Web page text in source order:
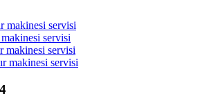
makinesi servisi
makinesi servisi
makinesi servisi
makinesi servisi